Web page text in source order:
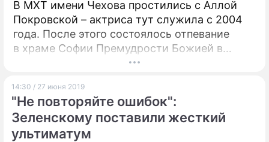
В МХТ имени Чехова простились с Аллой
Покровской – актриса тут служила с 2004
года. После этого состоялось отпевание
в храме Софии Премудрости Божией в
Средних Садовниках. Похоронили же
столицы.
14:30 / 27 июня 2019
"Не повторяйте ошибок":
Зеленскому поставили жесткий
ультиматум